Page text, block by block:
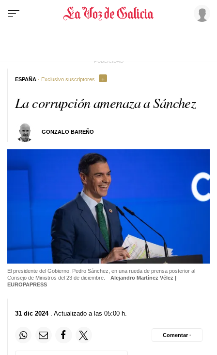
La corrupción amenaza a Sánchez
GONZALO BAREÑO
ESPAÑA · Exclusivo suscriptores
El presidente del Gobierno, Pedro Sánchez, en una rueda de prensa posterior al
Consejo de Ministros del 23 de diciembre.
Alejandro Martínez Vélez |
EUROPAPRESS
31 dic 2024. Actualizado a las 05:00 h.
Comentar ·